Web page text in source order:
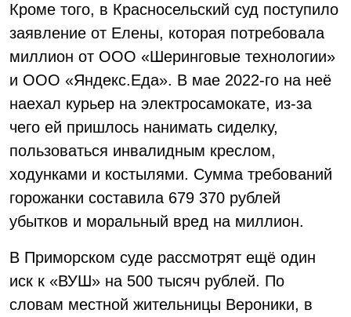
Кроме того, в Красносельский суд поступило
заявление от Елены, которая потребовала
миллион от ООО «Шеринговые технологии»
и ООО «Яндекс.Еда». В мае 2022-го на неё
наехал курьер на электросамокате, из-за
чего ей пришлось нанимать сиделку,
пользоваться инвалидным креслом,
ходунками и костылями. Сумма требований
горожанки составила 679 370 рублей
убытков и моральный вред на миллион.
В Приморском суде рассмотрят ещё один
иск к «ВУШ» на 500 тысяч рублей. По
словам местной жительницы Вероники, в